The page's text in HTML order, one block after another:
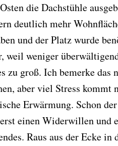
die Dachstühle
deutlich mehr
und der Platz wurde
weil weniger
groß. Ich bemerke das
aber viel Stress
Erwärmung. Schon
einen Widerwillen und
Raus aus der Ecke